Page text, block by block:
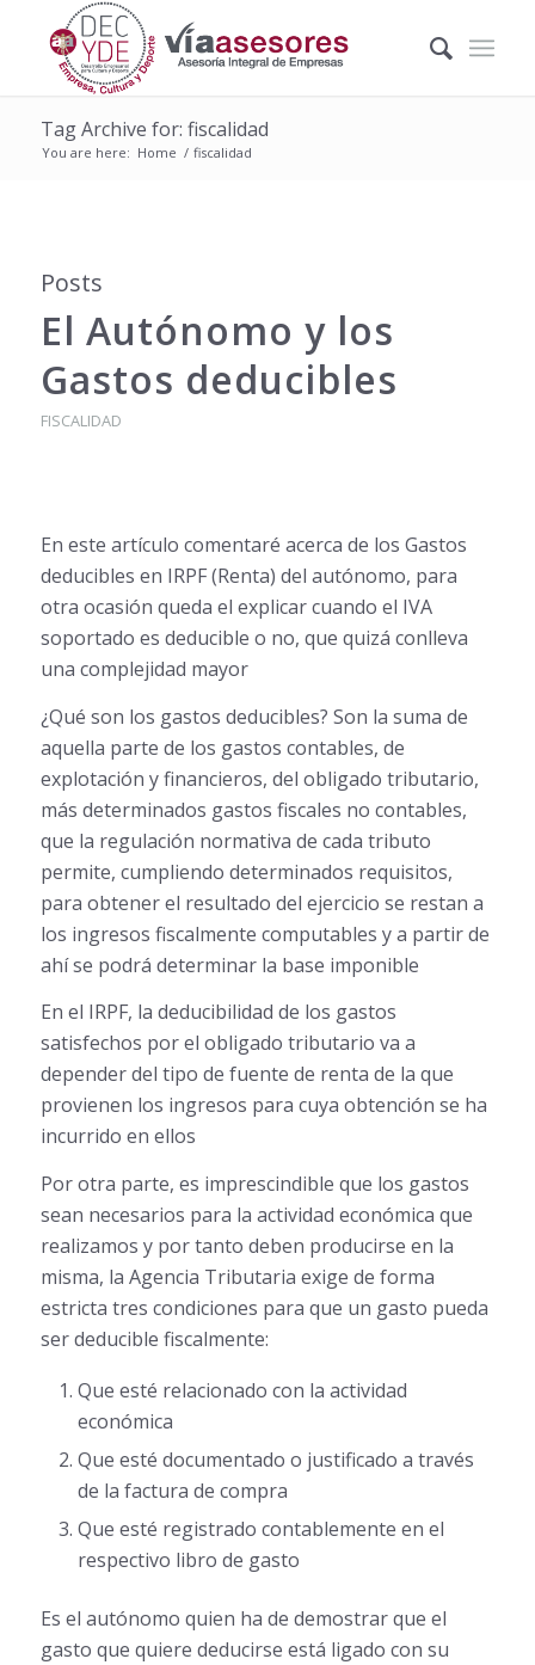
Tag Archive for: fiscalidad
You are here: Home / fiscalidad
Posts
El Autónomo y los
Gastos deducibles
FISCALIDAD
En este artículo comentaré acerca de los Gastos
deducibles en IRPF (Renta) del autónomo, para
otra ocasión queda el explicar cuando el IVA
soportado es deducible o no, que quizá conlleva
una complejidad mayor
¿Qué son los gastos deducibles? Son la suma de
aquella parte de los gastos contables, de
explotación y financieros, del obligado tributario,
más determinados gastos fiscales no contables,
que la regulación normativa de cada tributo
permite, cumpliendo determinados requisitos,
para obtener el resultado del ejercicio se restan a
los ingresos fiscalmente computables y a partir de
ahí se podrá determinar la base imponible
En el IRPF, la deducibilidad de los gastos
satisfechos por el obligado tributario va a
depender del tipo de fuente de renta de la que
provienen los ingresos para cuya obtención se ha
incurrido en ellos
Por otra parte, es imprescindible que los gastos
sean necesarios para la actividad económica que
realizamos y por tanto deben producirse en la
misma, la Agencia Tributaria exige de forma
estricta tres condiciones para que un gasto pueda
ser deducible fiscalmente:
Que esté relacionado con la actividad
económica
Que esté documentado o justificado a través
de la factura de compra
Que esté registrado contablemente en el
respectivo libro de gasto
Es el autónomo quien ha de demostrar que el
gasto que quiere deducirse está ligado con su